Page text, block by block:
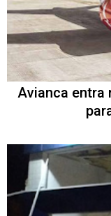
Avianca entra